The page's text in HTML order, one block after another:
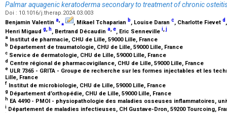
Palmar aquagenic keratoderma secondary to treatment of chronic
Doi : 10.1016/j.therap.2024.03.003
Benjamin Valentin a,⁎ , Mikael Tchaparian b, Louise Daran c, Charlotte Fievet d
Henri Migaud g h, Bertrand Décaudin a e, Eric Senneville i j
a Institut de pharmacie, CHU de Lille, 59000 Lille, France
b Département de traumatologie, CHU de Lille, 59000 Lille, France
c Service de dermatologie, CHU de Lille, 59000 Lille, France
d Centre régional de pharmacovigilance, CHU de Lille, 59000 Lille, France
e ULR 7365 - GRITA - Groupe de recherche sur les formes injectables et les
Lille, France
f Institut de microbiologie, CHU de Lille, 59000 Lille, France
g Département d’orthopédie, CHU de Lille, 59000 Lille, France
h EA 4490 - PMOI - physiopathologie des maladies osseuses inflammatoires,
i Département de maladies infectieuses, CH Gustave-Dron, 59200 Tourcoing,